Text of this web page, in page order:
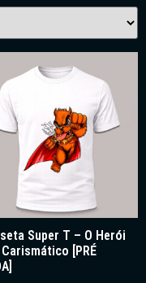
Super T – O Herói
[PRÉ